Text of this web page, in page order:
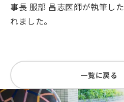
事長 服部 昌志医師が執筆し
れました。
一覧に戻る